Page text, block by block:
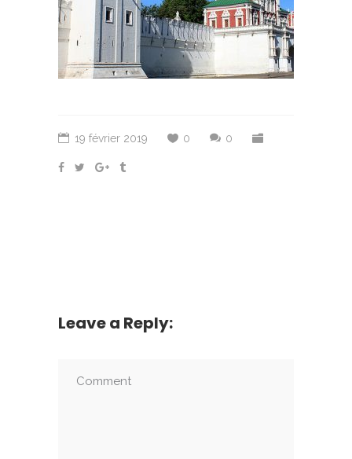
19 février 2019 0 0
Leave a Reply: